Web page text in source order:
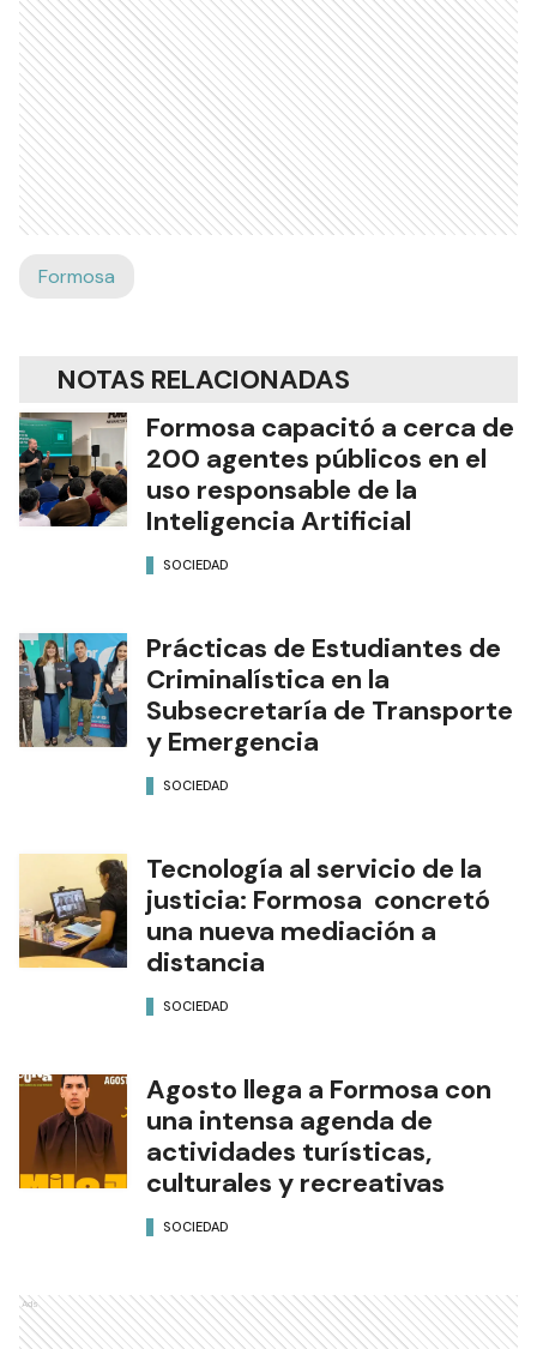
Formosa
NOTAS RELACIONADAS
Formosa capacitó a cerca de
200 agentes públicos en el
uso responsable de la
Inteligencia Artificial
SOCIEDAD
Prácticas de Estudiantes de
Criminalística en la
Subsecretaría de Transporte
y Emergencia
SOCIEDAD
Tecnología al servicio de la
justicia: Formosa concretó
una nueva mediación a
distancia
SOCIEDAD
Agosto llega a Formosa con
una intensa agenda de
actividades turísticas,
culturales y recreativas
SOCIEDAD
Ads